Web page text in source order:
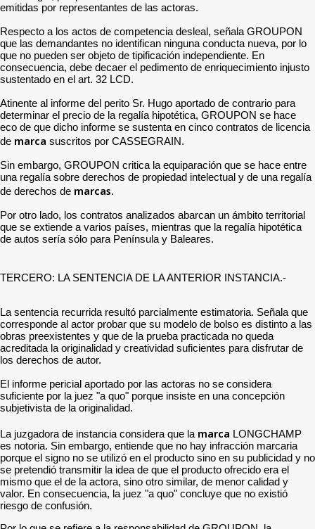
emitidas por representantes de las actoras.
Respecto a los actos de competencia desleal, señala GROUPON
que las demandantes no identifican ninguna conducta nueva, por lo
que no pueden ser objeto de tipificación independiente. En
consecuencia, debe decaer el pedimento de enriquecimiento injusto
sustentado en el art. 32 LCD.
Atinente al informe del perito Sr. Hugo aportado de contrario para
determinar el precio de la regalía hipotética, GROUPON se hace
eco de que dicho informe se sustenta en cinco contratos de licencia
de marca suscritos por CASSEGRAIN.
Sin embargo, GROUPON critica la equiparación que se hace entre
una regalía sobre derechos de propiedad intelectual y de una regalía
de derechos de marcas.
Por otro lado, los contratos analizados abarcan un ámbito territorial
que se extiende a varios países, mientras que la regalía hipotética
de autos sería sólo para Península y Baleares.
TERCERO: LA SENTENCIA DE LA ANTERIOR INSTANCIA.-
La sentencia recurrida resultó parcialmente estimatoria. Señala que
corresponde al actor probar que su modelo de bolso es distinto a las
obras preexistentes y que de la prueba practicada no queda
acreditada la originalidad y creatividad suficientes para disfrutar de
los derechos de autor.
El informe pericial aportado por las actoras no se considera
suficiente por la juez "a quo" porque insiste en una concepción
subjetivista de la originalidad.
La juzgadora de instancia considera que la marca LONGCHAMP
es notoria. Sin embargo, entiende que no hay infracción marcaria
porque el signo no se utilizó en el producto sino en su publicidad y no
se pretendió transmitir la idea de que el producto ofrecido era el
mismo que el de la actora, sino otro similar, de menor calidad y
valor. En consecuencia, la juez "a quo" concluye que no existió
riesgo de confusión.